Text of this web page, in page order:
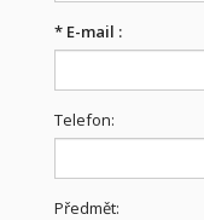
* E-mail :
Telefon:
Předmět: